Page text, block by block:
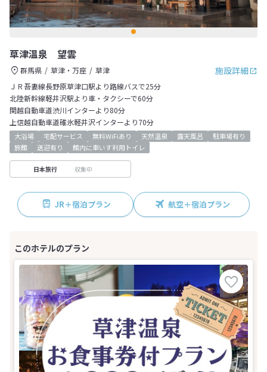
草津温泉 望雲
施設詳細
群馬県 草津・万座
草津
ＪＲ吾妻線長野原草津口駅より路線バスで25分
北陸新幹線軽井沢駅より車・タクシーで60分
関越自動車道渋川インターより80分
上信越自動車道碓氷軽井沢インターより70分
大浴場 宅配サービス 無料WiFiあり 天然温泉 露天風呂
駐車場有り
旅館
送迎有り 館内に車いす利用トイレ
日本旅行 収集中
JR＋宿泊プラン 航空＋宿泊プラン